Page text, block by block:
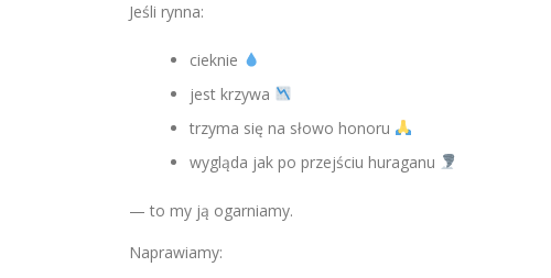
Jeśli rynna:
cieknie
jest krzywa
trzyma się na słowo honoru
wygląda jak po przejściu huraganu
— to my ją ogarniamy.
Naprawiamy: